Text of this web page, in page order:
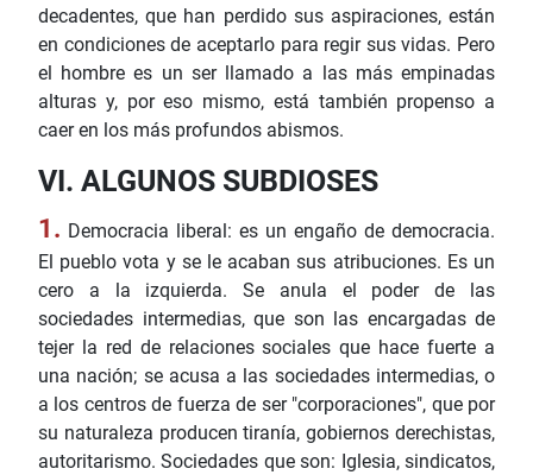
decadentes, que han perdido sus aspiraciones, están
en condiciones de aceptarlo para regir sus vidas. Pero
el hombre es un ser llamado a las más empinadas
alturas y, por eso mismo, está también propenso a
caer en los más profundos abismos.
VI. ALGUNOS SUBDIOSES
1. Democracia liberal: es un engaño de democracia.
El pueblo vota y se le acaban sus atribuciones. Es un
cero a la izquierda. Se anula el poder de las
sociedades intermedias, que son las encargadas de
tejer la red de relaciones sociales que hace fuerte a
una nación; se acusa a las sociedades intermedias, o
a los centros de fuerza de ser "corporaciones", que por
su naturaleza producen tiranía, gobiernos derechistas,
autoritarismo. Sociedades que son: Iglesia, sindicatos,